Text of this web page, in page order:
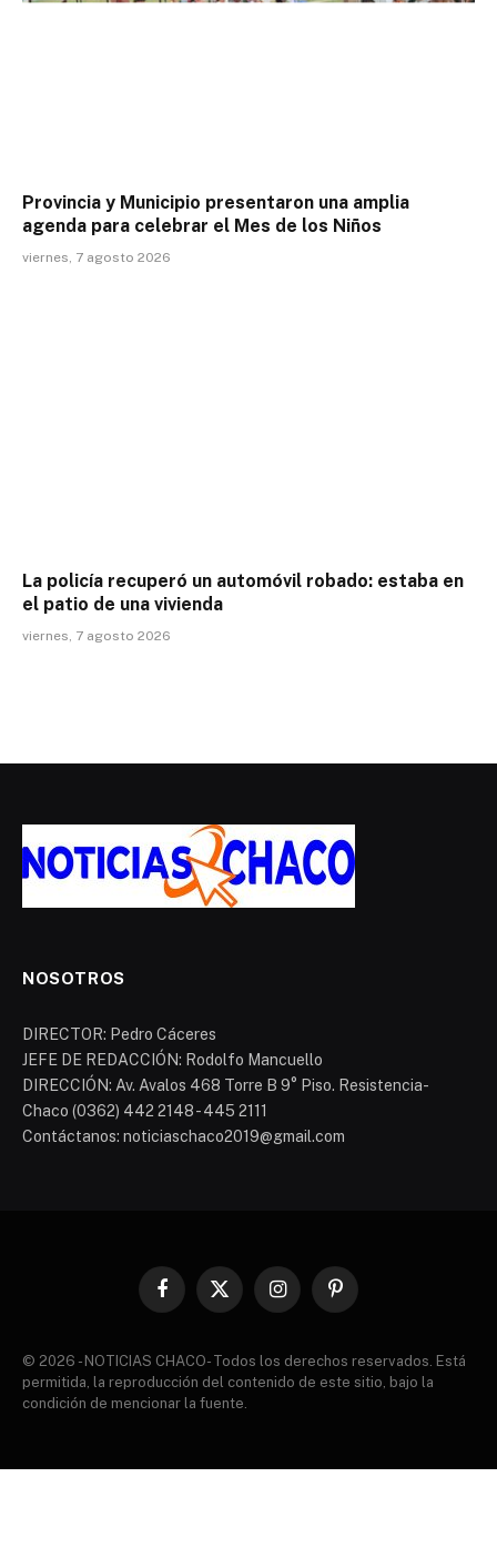
Provincia y Municipio presentaron una amplia
agenda para celebrar el Mes de los Niños
viernes, 7 agosto 2026
La policía recuperó un automóvil robado: estaba en
el patio de una vivienda
viernes, 7 agosto 2026
NOSOTROS
DIRECTOR: Pedro Cáceres
JEFE DE REDACCIÓN: Rodolfo Mancuello
DIRECCIÓN: Av. Avalos 468 Torre B 9° Piso. Resistencia-
Chaco (0362) 442 2148 - 445 2111
Contáctanos: noticiaschaco2019@gmail.com
Facebook
X
InstagramPinterest
© 2026 - NOTICIAS CHACO- Todos los derechos reservados. Está
permitida, la reproducción del contenido de este sitio, bajo la
condición de mencionar la fuente.